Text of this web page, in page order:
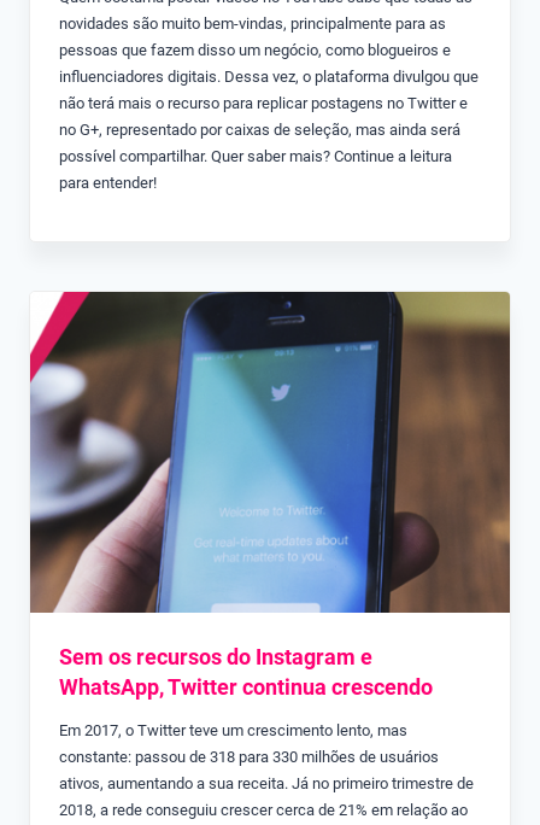
novidades são muito bem-vindas, principalmente para as
pessoas que fazem disso um negócio, como blogueiros e
influenciadores digitais. Dessa vez, o plataforma divulgou que
não terá mais o recurso para replicar postagens no Twitter e
no G+, representado por caixas de seleção, mas ainda será
possível compartilhar. Quer saber mais? Continue a leitura
para entender!
Sem os recursos do Instagram e
WhatsApp, Twitter continua crescendo
Em 2017, o Twitter teve um crescimento lento, mas
constante: passou de 318 para 330 milhões de usuários
ativos, aumentando a sua receita. Já no primeiro trimestre de
2018, a rede conseguiu crescer cerca de 21% em relação ao